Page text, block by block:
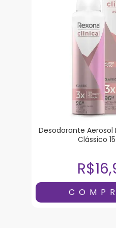
Desodorante Aerosol
Clássico